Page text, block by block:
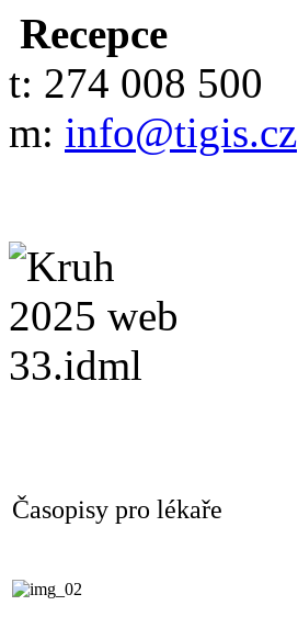
Recepce
t: 274 008 500
m: info@tigis.cz
Časopisy pro lékaře